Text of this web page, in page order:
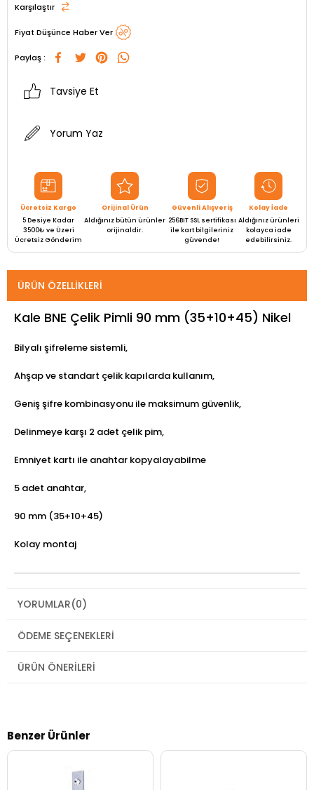
Karşılaştır
Fiyat Düşünce Haber Ver
Paylaş :
Tavsiye Et
Yorum Yaz
Ücretsiz Kargo
5 Desiye Kadar
3500₺ ve Üzeri
Ücretsiz Gönderim
Orijinal Ürün
Aldığınız bütün ürünler
orijinaldir.
Güvenli Alışveriş
256BIT SSL sertifikası
ile kart bilgileriniz
güvende!
Kolay İade
Aldığınız ürünleri
kolayca iade
edebilirsiniz.
ÜRÜN ÖZELLIKLERI
Kale BNE Çelik Pimli 90 mm (35+10+45) Nikel
Bilyalı şifreleme sistemli,
Ahşap ve standart çelik kapılarda kullanım,
Geniş şifre kombinasyonu ile maksimum güvenlik,
Delinmeye karşı 2 adet çelik pim,
Emniyet kartı ile anahtar kopyalayabilme
5 adet anahtar,
90 mm (35+10+45)
Kolay montaj
YORUMLAR(0)
ÖDEME SEÇENEKLERI
ÜRÜN ÖNERILERI
Benzer Ürünler